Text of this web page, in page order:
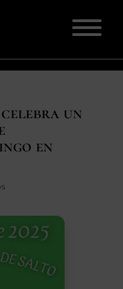
un
en